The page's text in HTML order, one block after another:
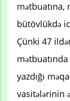
mətbuatına,
bütövlükdə
Çünki 47
yazdığı
vasitələrinin